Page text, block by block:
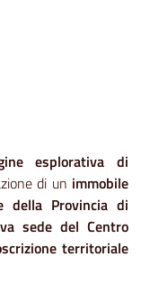
esplorativa di
di un immobile
della Provincia di
sede del Centro
territoriale